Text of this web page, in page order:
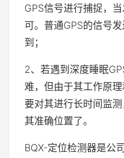
GPS信号进行捕捉，
可。普通GPS的信号
到；
2、若遇到深度睡眠
难，但由于其工作原
要对其进行长时间监
其准确位置了。
BQX-定位检测器是公